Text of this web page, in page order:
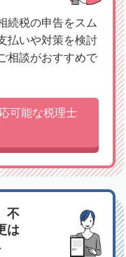
続税の申告をスム
払いや対策を検討
相談がおすすめで
可能な税理士
不
は